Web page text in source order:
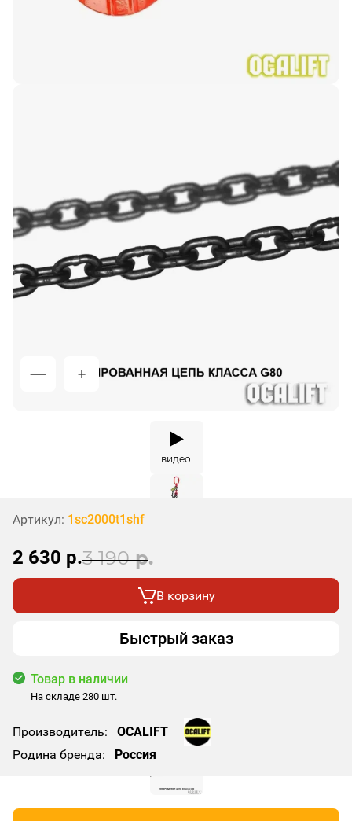
видео
Артикул: 1sc2000t1shf
2 630 р.3 190 р.
В корзину
Быстрый заказ
Товар в наличии
На складе 280 шт.
Производитель:
OCALIFT
Родина бренда:
Россия